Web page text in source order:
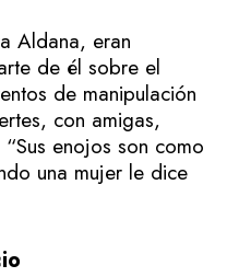
Aldana, eran
de él sobre el
de manipulación
con amigas,
enojos son como
una mujer le dice